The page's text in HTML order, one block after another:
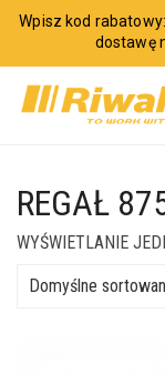
Wpisz kod rabatowy:
dostawę
REGAŁ
WYŚWIETLANIE
Domyślne